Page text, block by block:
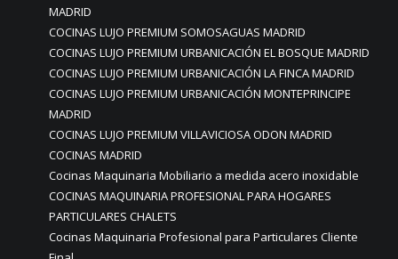
MADRID
COCINAS LUJO PREMIUM SOMOSAGUAS MADRID
COCINAS LUJO PREMIUM URBANICACIÓN EL BOSQUE MADRID
COCINAS LUJO PREMIUM URBANICACIÓN LA FINCA MADRID
COCINAS LUJO PREMIUM URBANICACIÓN MONTEPRINCIPE
MADRID
COCINAS LUJO PREMIUM VILLAVICIOSA ODON MADRID
COCINAS MADRID
Cocinas Maquinaria Mobiliario a medida acero inoxidable
COCINAS MAQUINARIA PROFESIONAL PARA HOGARES
PARTICULARES CHALETS
Cocinas Maquinaria Profesional para Particulares Cliente